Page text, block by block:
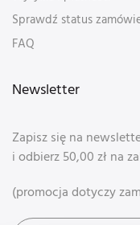
Sprawdź status
FAQ
Newsletter
Zapisz się na
i odbierz 50,00 zł na
(promocja dotyczy